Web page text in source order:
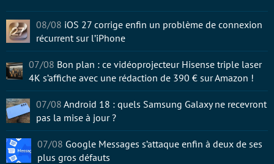
08/08 iOS 27 corrige enfin un problème de connexion
récurrent sur l’iPhone
07/08 Bon plan : ce vidéoprojecteur Hisense triple laser
4K s’affiche avec une rédaction de 390 € sur Amazon !
07/08 Android 18 : quels Samsung Galaxy ne recevront
pas la mise à jour ?
07/08 Google Messages s’attaque enfin à deux de ses
plus gros défauts